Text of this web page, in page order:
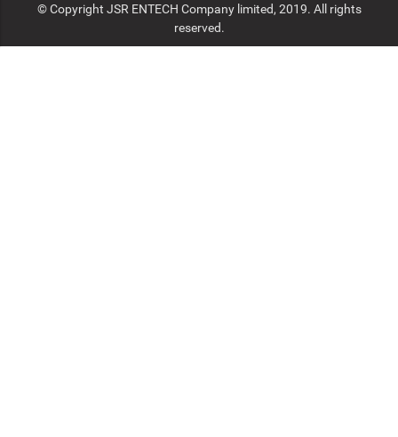
© Copyright JSR ENTECH Company limited, 2019. All rights
reserved.